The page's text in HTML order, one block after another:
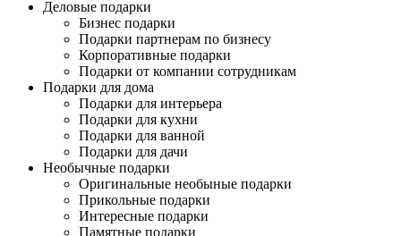
Деловые подарки
Бизнес подарки
Подарки партнерам по бизнесу
Корпоративные подарки
Подарки от компании сотрудникам
Подарки для дома
Подарки для интерьера
Подарки для кухни
Подарки для ванной
Подарки для дачи
Необычные подарки
Оригинальные необыные подарки
Прикольные подарки
Интересные подарки
Памятные подарки